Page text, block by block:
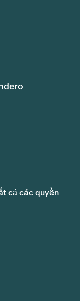
cả các quyền